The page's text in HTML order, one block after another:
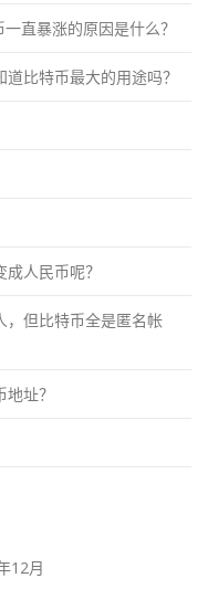
直暴涨的原因是什么？
比特币最大的用途吗？
人民币呢？
，但比特币全是匿名帐
址？
12月